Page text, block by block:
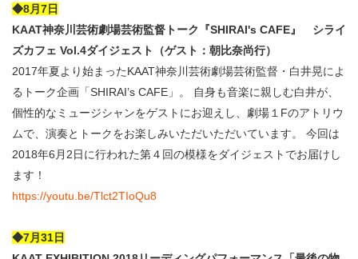
◆8月7日
KAAT神奈川芸術劇場芸術監督トーク『SHIRAI's CAFE』 シライ
ズカフェ Vol.4ダイジェスト（ゲスト：朝比奈尚行）
2017年夏より始まったKAAT神奈川芸術劇場芸術監督・白井晃によ
るトーク企画「SHIRAI’s CAFE」。 自身も音楽に親しむ白井が、
個性的なミュージシャンをゲストにお迎えし、劇場１Fのアトリウ
ムで、演奏とトークをお楽しみいただいただいています。 今回は
2018年6月2日に行われた第４回の模様をダイジェストでお届けし
ます！
https://youtu.be/Tlct2TIoQu8
◆7月31日